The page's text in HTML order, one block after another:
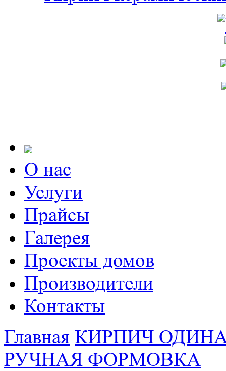
О нас
Услуги
Прайсы
Галерея
Проекты домов
Производители
Контакты
Главная КИРПИЧ
РУЧНАЯ ФОРМОВКА